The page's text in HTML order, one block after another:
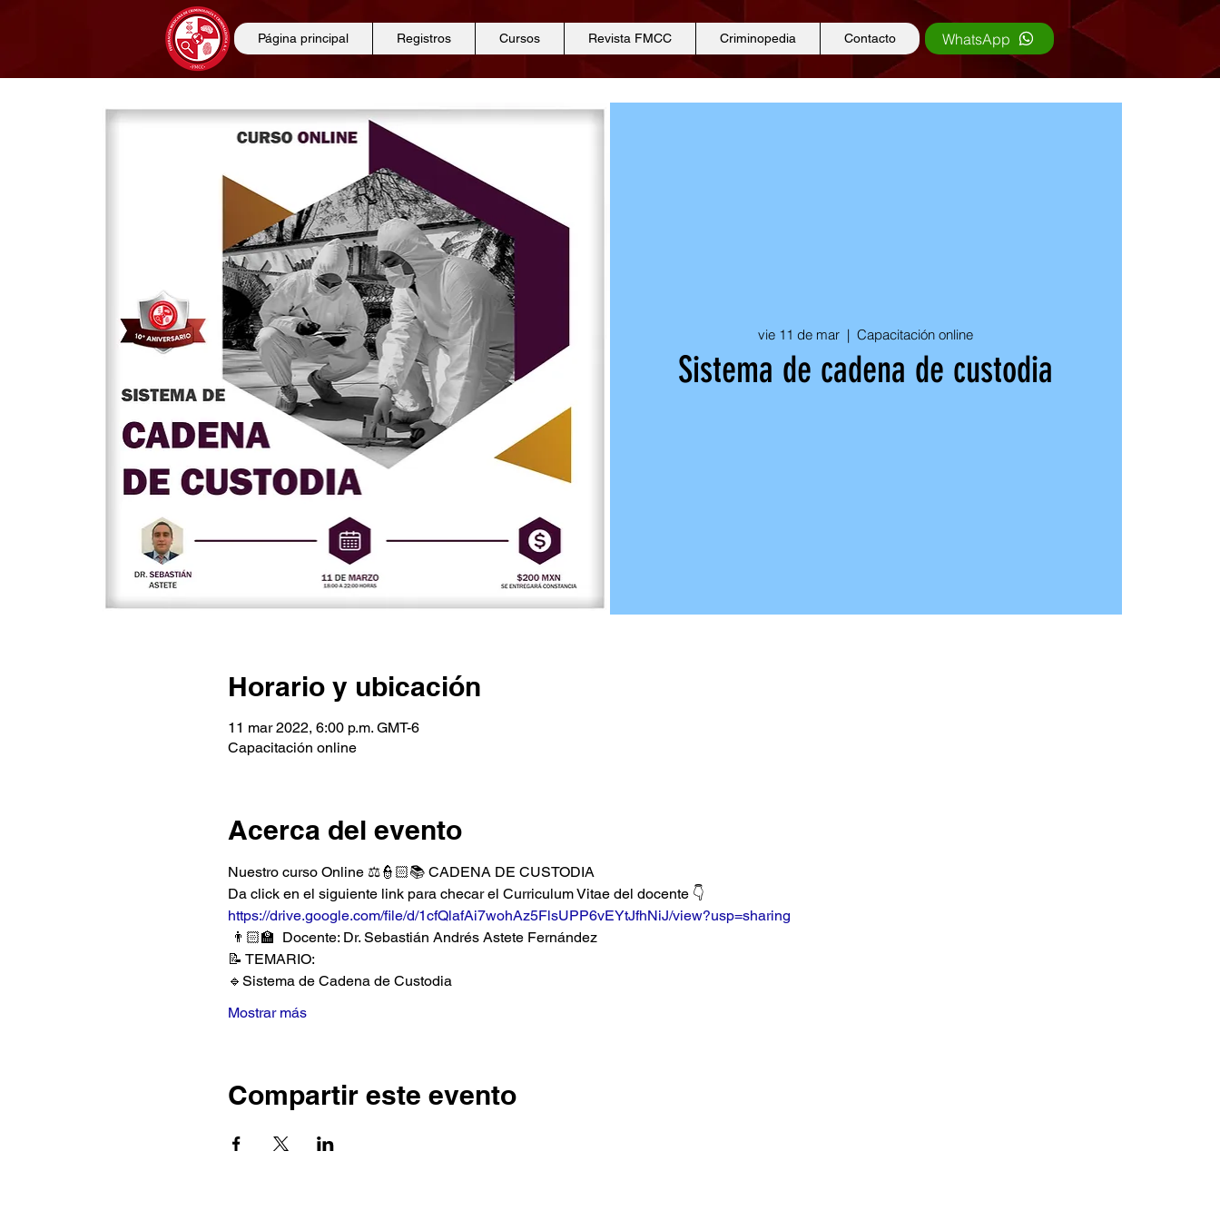
Página principal Registros Cursos Revista FMCC Criminopedia Contacto WhatsApp
vie 11 de mar
  |
Capacitación online
Sistema de cadena de custodia
Horario y ubicación
11 mar 2022, 6:00 p.m. GMT-6
Capacitación online
Acerca del evento
Nuestro curso Online ⚖️👮🏻📚 CADENA DE CUSTODIA
Da click en el siguiente link para checar el Curriculum Vitae del docente 👇
https://drive.google.com/file/d/1cfQlafAi7wohAz5FlsUPP6vEYtJfhNiJ/view?usp=sharing
👨🏻‍🏫  Docente: Dr. Sebastián Andrés Astete Fernández
📝 TEMARIO:
🔹Sistema de Cadena de Custodia
Mostrar más
Compartir este evento